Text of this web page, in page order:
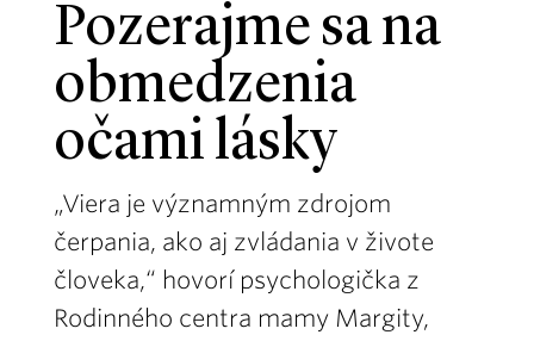
Pozerajme sa na
obmedzenia
očami lásky
„Viera je významným zdrojom
čerpania, ako aj zvládania v živote
človeka,“ hovorí psychologička z
Rodinného centra mamy Margity,